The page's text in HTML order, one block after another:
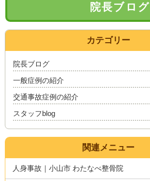
院長ブログ
カテゴリー
院長ブログ
一般症例の紹介
交通事故症例の紹介
スタッフblog
関連メニュー
人身事故｜小山市 わたなべ整骨院